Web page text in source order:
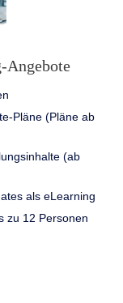
Angebote
Pläne (Pläne ab
(ab
als eLearning
zu 12 Personen